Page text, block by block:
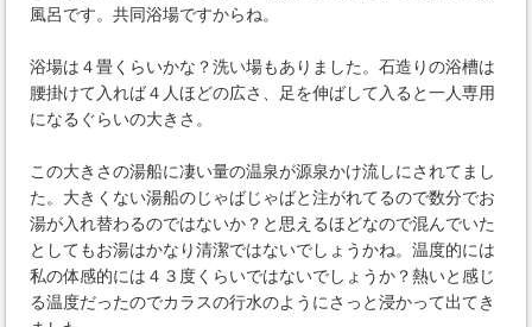
風呂です。共同浴場ですからね。
浴場は４畳くらいかな？洗い場もありました。石造りの浴槽は
腰掛けて入れば４人ほどの広さ、足を伸ばして入ると一人専用
になるぐらいの大きさ。
この大きさの湯船に凄い量の温泉が源泉かけ流しにされてまし
た。大きくない湯船のじゃばじゃばと注がれてるので数分でお
湯が入れ替わるのではないか？と思えるほどなので混んでいた
としてもお湯はかなり清潔ではないでしょうかね。温度的には
私の体感的には４３度くらいではないでしょうか？熱いと感じ
る温度だったのでカラスの行水のようにさっと浸かって出てき